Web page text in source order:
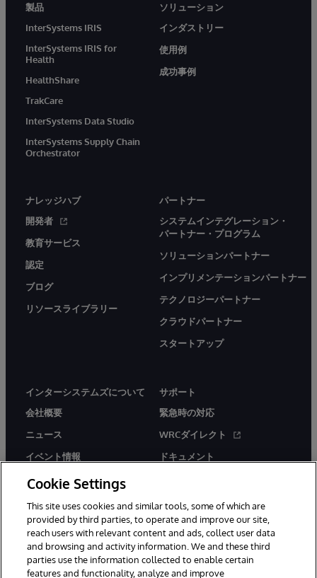
製品
InterSystems IRIS
InterSystems IRIS for
Health
HealthShare
TrakCare
InterSystems Data Studio
InterSystems Supply Chain
Orchestrator
ソリューション
インダストリー
使用例
成功事例
ナレッジハブ
開発者
教育サービス
認定
ブログ
リソースライブラリー
パートナー
システムインテグレーション・
パートナー・プログラム
ソリューションパートナー
インプリメンテーションパートナー
テクノロジーパートナー
クラウドパートナー
スタートアップ
インターシステムズについて
会社概要
ニュース
イベント情報
採用情報
サポート
緊急時の対応
WRCダイレクト
ドキュメント
Cookie Settings
This site uses cookies and similar tools, some of which are
provided by third parties, to operate and improve our site,
reach users with relevant content and ads, collect user data
and browsing and activity information. We and these third
parties use the information collected to enable certain
features and functionality, analyze and improve